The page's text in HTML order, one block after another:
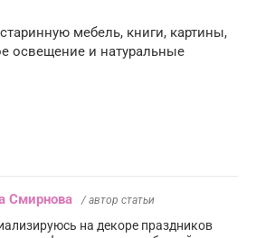
мебель, книги, картины,
освещение и натуральные
Смирнова / автор статьи
на декоре праздников